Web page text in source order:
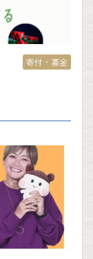
寄付・募金